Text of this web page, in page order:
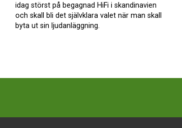
idag störst på begagnad HiFi i skandinavien
och skall bli det självklara valet när man skall
byta ut sin ljudanläggning.